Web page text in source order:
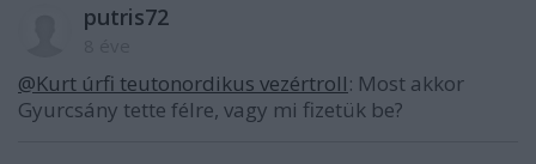
putris72
@Kurt úrfi teutonordikus vezértroll: Most akkor
Gyurcsány tette félre, vagy mi fizetük be?